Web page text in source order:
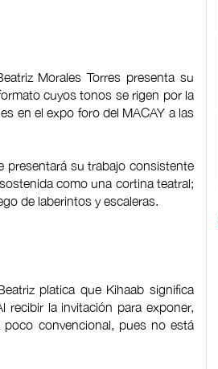
Morales Torres presenta su
cuyos tonos se rigen por la
en el expo foro del MACAY a las
presentará su trabajo consistente
como una cortina teatral;
de laberintos y escaleras.
platica que Kihaab significa
recibir la invitación para exponer,
poco convencional, pues no está